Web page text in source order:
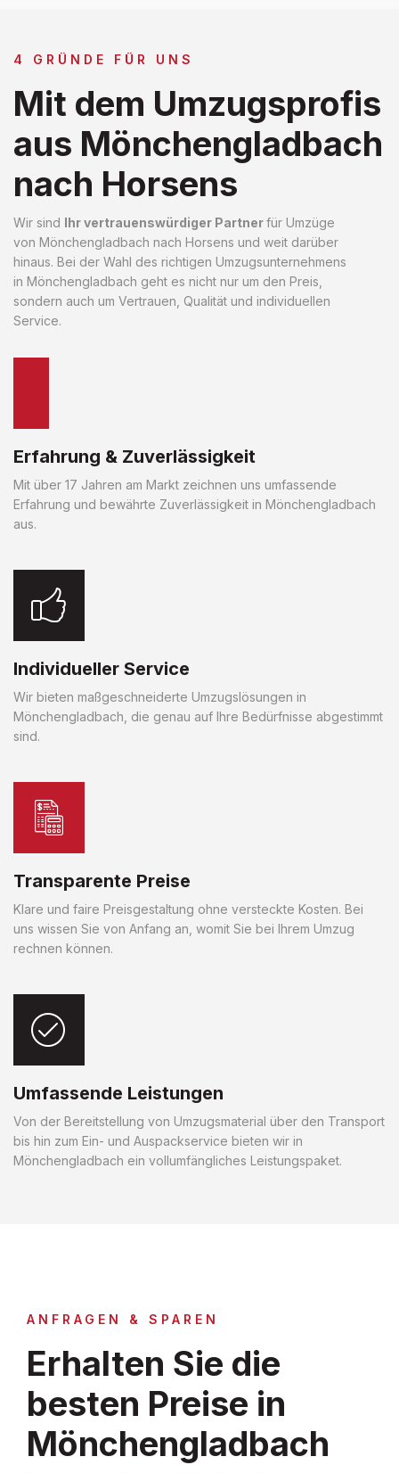
4 GRÜNDE FÜR UNS
Mit dem Umzugsprofis
aus Mönchengladbach
nach Horsens
Wir sind Ihr vertrauenswürdiger Partnerfür Umzüge
von Mönchengladbach nach Horsens und weit darüber
hinaus. Bei der Wahl des richtigen Umzugsunternehmens
in Mönchengladbach geht es nicht nur um den Preis,
sondern auch um Vertrauen, Qualität und individuellen
Service.
Erfahrung & Zuverlässigkeit
Mit über 17 Jahren am Markt zeichnen uns umfassende
Erfahrung und bewährte Zuverlässigkeit in Mönchengladbach
aus.
Individueller Service
Wir bieten maßgeschneiderte Umzugslösungen in
Mönchengladbach, die genau auf Ihre Bedürfnisse abgestimmt
sind.
Transparente Preise
Klare und faire Preisgestaltung ohne versteckte Kosten. Bei
uns wissen Sie von Anfang an, womit Sie bei Ihrem Umzug
rechnen können.
Umfassende Leistungen
Von der Bereitstellung von Umzugsmaterial über den Transport
bis hin zum Ein- und Auspackservice bieten wir in
Mönchengladbach ein vollumfängliches Leistungspaket.
ANFRAGEN & SPAREN
Erhalten Sie die
besten Preise in
Mönchengladbach